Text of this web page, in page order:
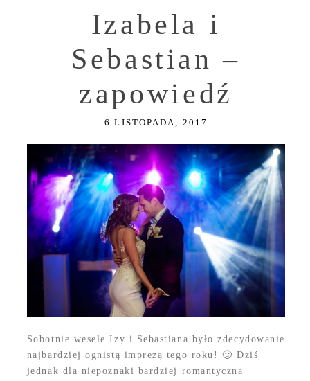
Izabela i
Sebastian –
zapowiedź
6 LISTOPADA, 2017
Sobotnie wesele Izy i Sebastiana było zdecydowanie
najbardziej ognistą imprezą tego roku! 🙂 Dziś
jednak dla niepoznaki bardziej romantyczna